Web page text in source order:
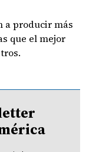
a producir más
que el mejor